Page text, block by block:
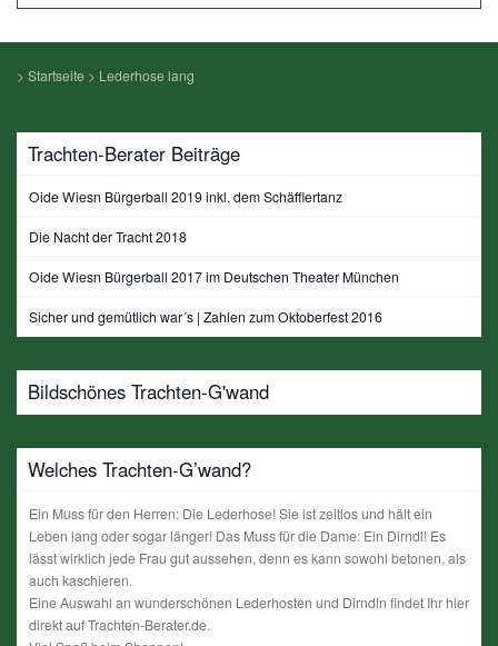
> Startseite > Lederhose lang
Trachten-Berater Beiträge
Oide Wiesn Bürgerball 2019 inkl. dem Schäfflertanz
Die Nacht der Tracht 2018
Oide Wiesn Bürgerball 2017 im Deutschen Theater München
Sicher und gemütlich war´s | Zahlen zum Oktoberfest 2016
Bildschönes Trachten-G'wand
Welches Trachten-G’wand?
Ein Muss für den Herren: Die Lederhose! Sie ist zeitlos und hält ein
Leben lang oder sogar länger! Das Muss für die Dame: Ein Dirndl! Es
lässt wirklich jede Frau gut aussehen, denn es kann sowohl betonen, als
auch kaschieren.
Eine Auswahl an wunderschönen Lederhosten und Dirndln findet Ihr hier
direkt auf Trachten-Berater.de.